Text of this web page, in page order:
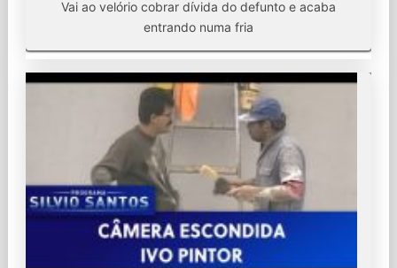
Vai ao velório cobrar dívida do defunto e acaba
entrando numa fria